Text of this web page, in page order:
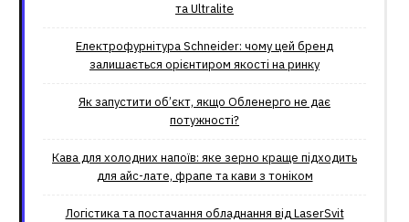
та Ultralite
Електрофурнітура Schneider: чому цей бренд
залишається орієнтиром якості на ринку
Як запустити об’єкт, якщо Обленерго не дає
потужності?
Кава для холодних напоїв: яке зерно краще підходить
для айс-лате, фрапе та кави з тоніком
Логістика та постачання обладнання від LaserSvit